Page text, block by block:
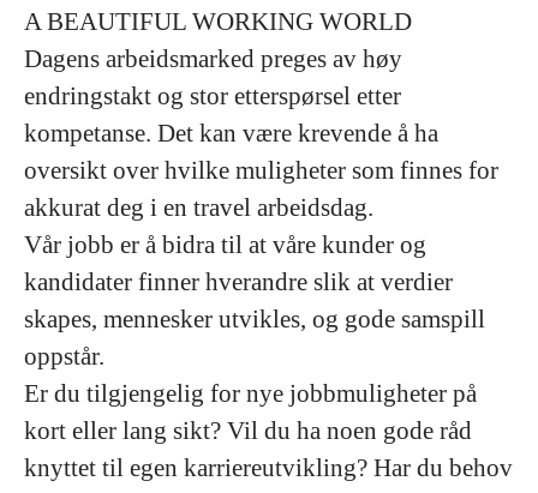
A BEAUTIFUL WORKING WORLD
Dagens arbeidsmarked preges av høy
endringstakt og stor etterspørsel etter
kompetanse. Det kan være krevende å ha
oversikt over hvilke muligheter som finnes for
akkurat deg i en travel arbeidsdag.
Vår jobb er å bidra til at våre kunder og
kandidater finner hverandre slik at verdier
skapes, mennesker utvikles, og gode samspill
oppstår.
Er du tilgjengelig for nye jobbmuligheter på
kort eller lang sikt? Vil du ha noen gode råd
knyttet til egen karriereutvikling? Har du behov